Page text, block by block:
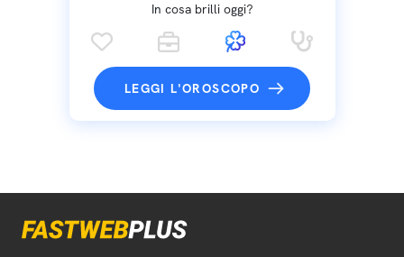
In cosa brilli oggi?
LEGGI L'OROSCOPO